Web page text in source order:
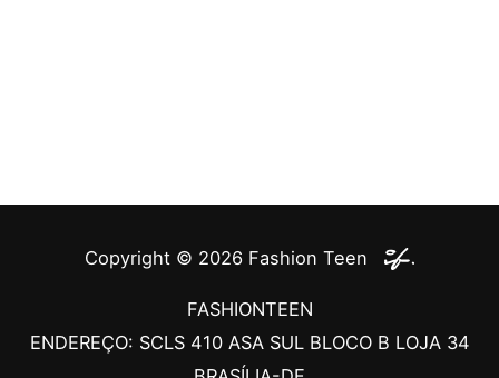
Copyright © 2026 Fashion Teen
FASHIONTEEN
ENDEREÇO: SCLS 410 ASA SUL BLOCO B LOJA 34